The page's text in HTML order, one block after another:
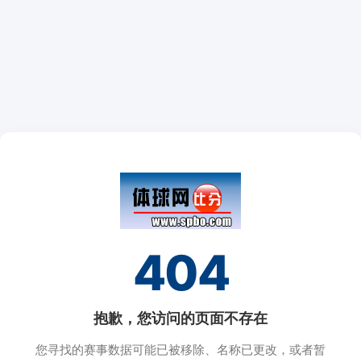
404
抱歉，您访问的页面不存在
您寻找的赛事数据可能已被移除、名称已更改，或者暂